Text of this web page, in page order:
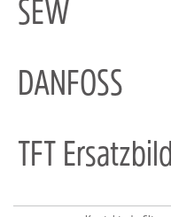
SEW
DANFOSS
TFT